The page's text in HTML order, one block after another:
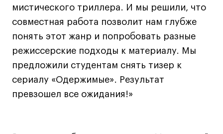
Все программы
Специалист кино- и медиапродакшена
Графический дизайнер
Цифровой маркетолог
мистического триллера. И мы решили, что
совместная работа позволит нам глубже
понять этот жанр и попробовать разные
режиссерские подходы к материалу. Мы
предложили студентам снять тизер к
сериалу «Одержимые». Результат
превзошел все ожидания!»